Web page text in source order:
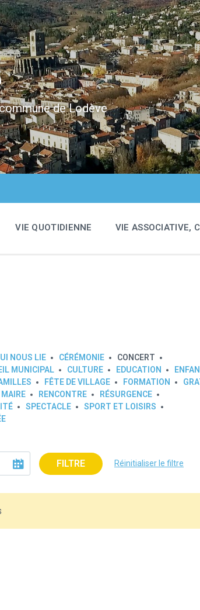
de Lodève
VIE QUOTIDIENNE VIE ASSOCIATIVE,
NOUS LIE CÉRÉMONIE
CONCERT
MUNICIPAL CULTURE EDUCATION
FÊTE DE VILLAGE FORMATION
MAIRE RENCONTRE
RÉSURGENCE
SPECTACLE
SPORT ET LOISIRS
FILTRE Réinitialiser le filtre